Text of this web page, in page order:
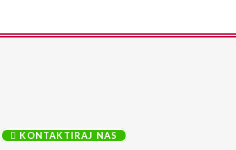
KONTAKTIRAJ NAS